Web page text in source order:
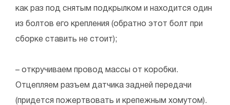
как раз под снятым подкрылком и находится один
из болтов его крепления (обратно этот болт при
сборке ставить не стоит);
– откручиваем провод массы от коробки.
Отцепляем разъем датчика задней передачи
(придется пожертвовать и крепежным хомутом).